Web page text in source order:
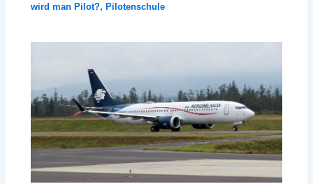
wird man Pilot?, Pilotenschule